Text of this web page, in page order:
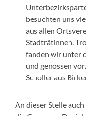
besuchten uns
aus allen
Stadträtinnen.
fanden wir unter
und genossen
Scholler aus
An dieser Stelle